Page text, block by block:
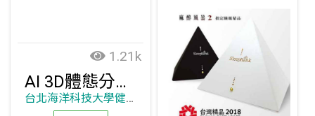
1.21k
AI 3D體態分析儀
台北海洋科技大學健康促進與銀髮保健系